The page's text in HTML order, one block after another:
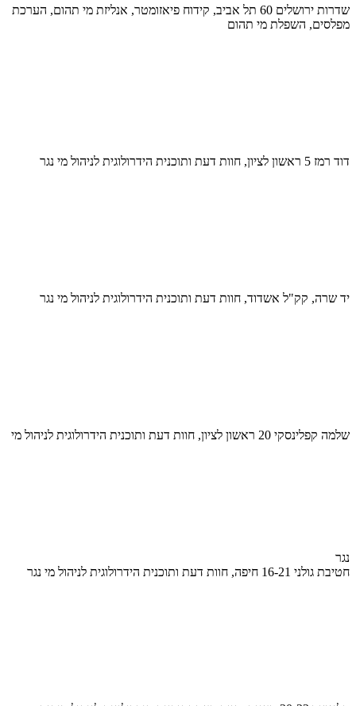
שדרות ירושלים 60 תל אביב, קידוח פיאזומטר, אנליזת מי תהום, הערכת
מפלסים, השפלת מי תהום
דוד רמז 5 ראשון לציון, חוות דעת ותוכנית הידרולוגית לניהול מי נגר
יד שרה, קק"ל אשדוד, חוות דעת ותוכנית הידרולוגית לניהול מי נגר
שלמה קפלינסקי 20 ראשון לציון, חוות דעת ותוכנית הידרולוגית לניהול מי
נגר
חטיבת גולני 16-21 חיפה, חוות דעת ותוכנית הידרולוגית לניהול מי נגר